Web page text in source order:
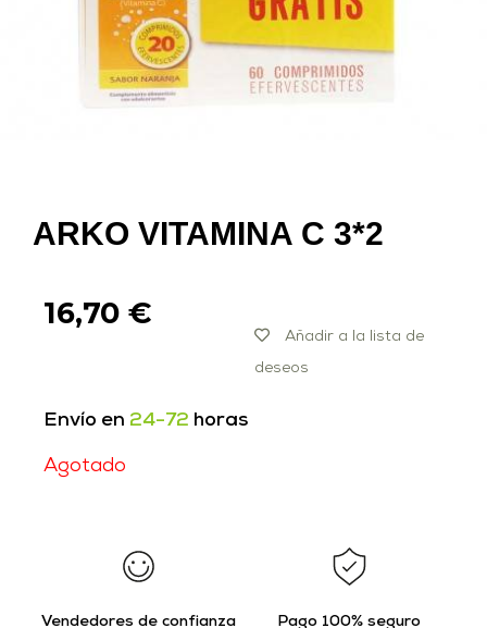
ARKO VITAMINA C 3*2
16,70 €
Añadir a la lista de
deseos
Envío en 24-72 horas
Agotado
Vendedores de confianza Pago 100% seguro